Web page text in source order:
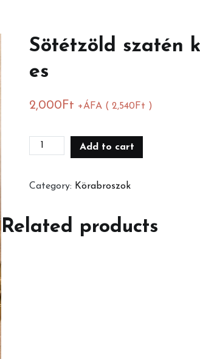
Sötétzöld szatén
es
2,000 Ft +ÁFA (2,540 Ft )
Sötétzöld
es
Add to cart
Category: Körabroszok
Related products